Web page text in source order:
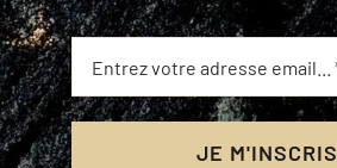
JE M'INSCRIS